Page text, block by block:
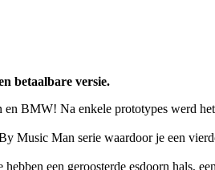
betaalbare versie.
BMW! Na enkele prototypes werd
Music Man serie waardoor je een
een geroosterde esdoorn hals,